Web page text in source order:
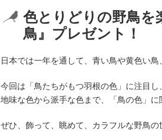
色とりどりの野鳥を
鳥』プレゼント！
日本では一年を通して、青い鳥や黄色い
今回は「鳥たちがもつ羽根の色」に注目
地味な色から派手な色まで、「鳥の色」に
ぜひ、飾って、眺めて、カラフルな野鳥の